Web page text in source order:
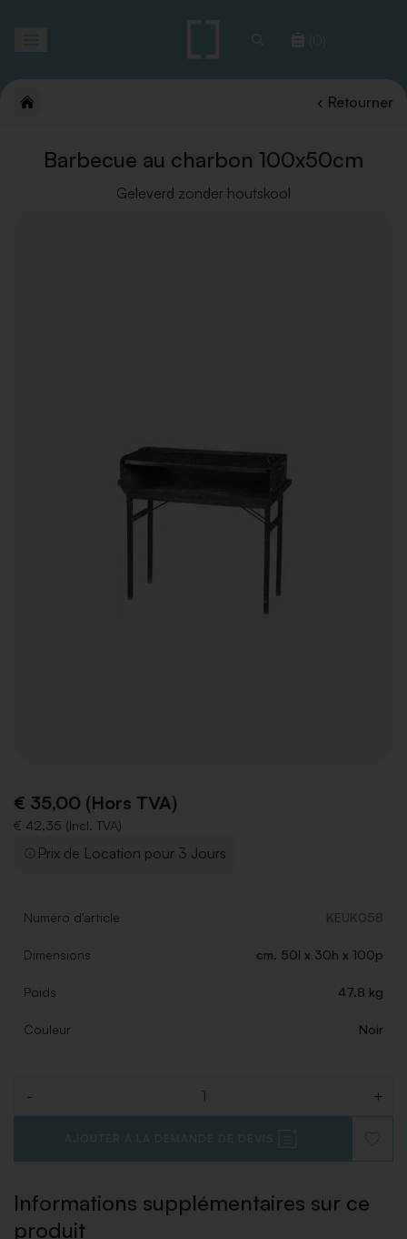
(0)
Retourner
Barbecue au charbon 100x50cm
Geleverd zonder houtskool
€ 35,00 (Hors TVA)
€ 42,35 (Incl. TVA)
Prix de Location pour 3 Jours
Numéro d'article KEUK058
Dimensions cm. 50l x 30h x 100p
Poids 47.8 kg
Couleur Noir
- +
AJOUTER À LA DEMANDE DE DEVIS
À
DE
Informations supplémentaires sur ce
produit